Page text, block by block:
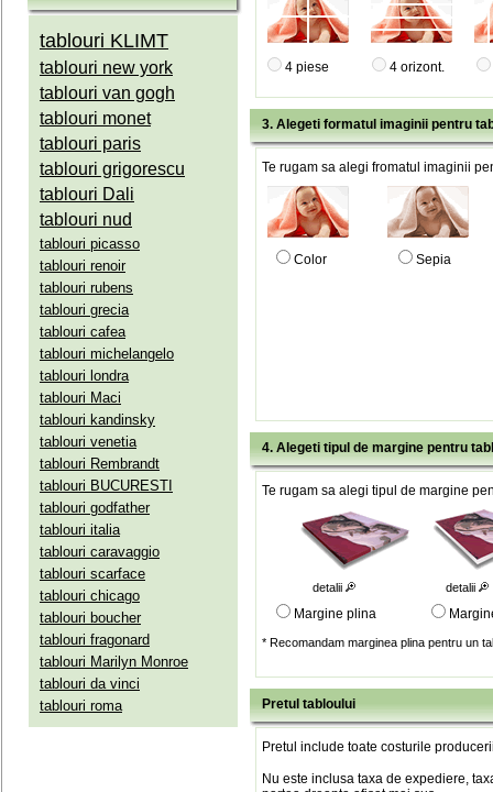
tablouri KLIMT
tablouri new york
tablouri van gogh
tablouri monet
tablouri paris
tablouri grigorescu
tablouri Dali
tablouri nud
tablouri picasso
tablouri renoir
tablouri rubens
tablouri grecia
tablouri cafea
tablouri michelangelo
tablouri londra
tablouri Maci
tablouri kandinsky
tablouri venetia
tablouri Rembrandt
tablouri BUCURESTI
tablouri godfather
tablouri italia
tablouri caravaggio
tablouri scarface
tablouri chicago
tablouri boucher
tablouri fragonard
tablouri Marilyn Monroe
tablouri da vinci
tablouri roma
4 piese 4 orizont.
3. Alegeti formatul imaginii pentru
Te rugam sa alegi fromatul imaginii
Color Sepia
4. Alegeti tipul de margine pentru
Te rugam sa alegi tipul de margine
detalii detalii
Margine plina
* Recomandam marginea plina pentru un
Pretul tabloului
Pretul include toate costurile
Nu este inclusa taxa de expediere,